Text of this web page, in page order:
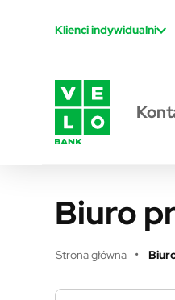
Klienci indywidualni
Biuro
Strona główna